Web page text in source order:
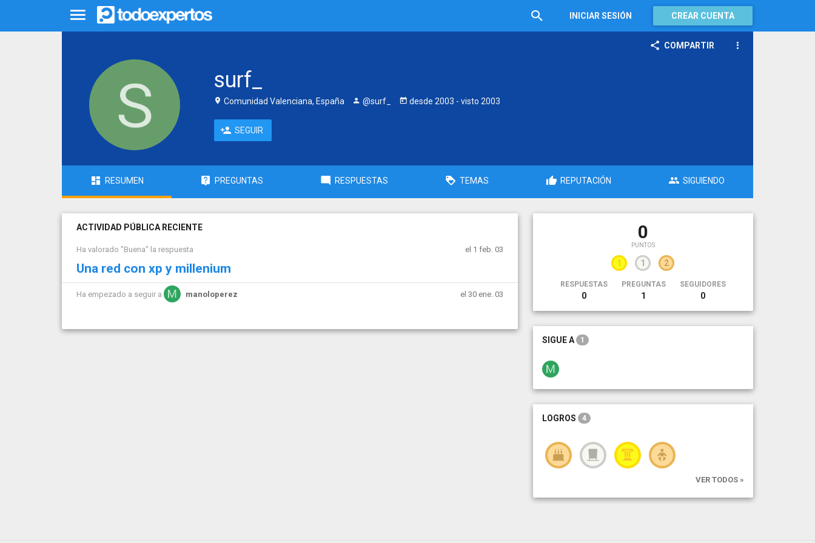
INICIAR SESIÓN CREAR CUENTA
COMPARTIR
surf_
Comunidad Valenciana, España @surf_ desde 2003 - visto 2003
SEGUIR
RESUMEN PREGUNTAS RESPUESTAS TEMAS REPUTACIÓN SIGUIENDO
ACTIVIDAD PÚBLICA RECIENTE
Ha valorado "Buena" la respuesta el 1 feb. 03
Una red con xp y millenium
Ha empezado a seguir a manoloperez el 30 ene. 03
0
PUNTOS
1 1 2
RESPUESTAS
0
PREGUNTAS
1
SEGUIDORES
0
SIGUE A 1
LOGROS 4
VER TODOS »